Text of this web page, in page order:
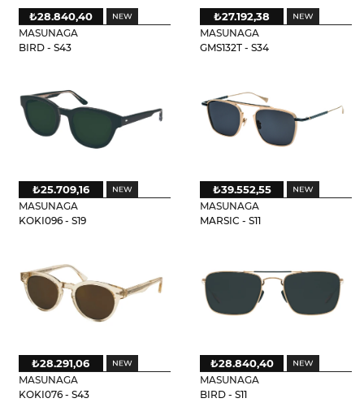
MASUNAGA
BIRD - S43
₺28.840,40
MASUNAGA
GMS132T - S34
₺27.192,38
MASUNAGA
KOKI096 - S19
₺25.709,16
MASUNAGA
MARSIC - S11
₺39.552,55
MASUNAGA
KOKI076 - S43
₺28.291,06
MASUNAGA
BIRD - S11
₺28.840,40